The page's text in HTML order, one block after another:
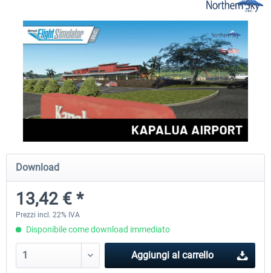
FSDG - Greenland Kulusuk MSFS Aerosoft Airport
Download
13,42 € *
Prezzi incl. 22% IVA
Disponibile come download immediato
Aggiungi al carrello